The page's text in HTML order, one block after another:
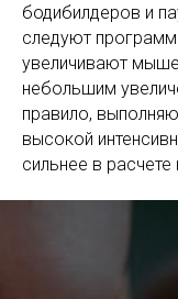
бодибилдеров и
следуют
увеличивают
небольшим
правило,
высокой
сильнее в расчете